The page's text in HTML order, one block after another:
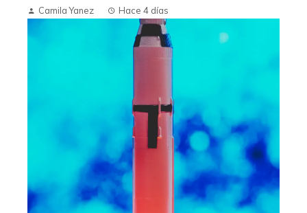
Camila Yanez Hace 4 días